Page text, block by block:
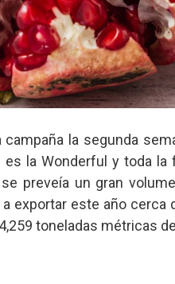
campaña la segunda
es la Wonderful y toda
preveía un gran
a exportar este año
toneladas métricas